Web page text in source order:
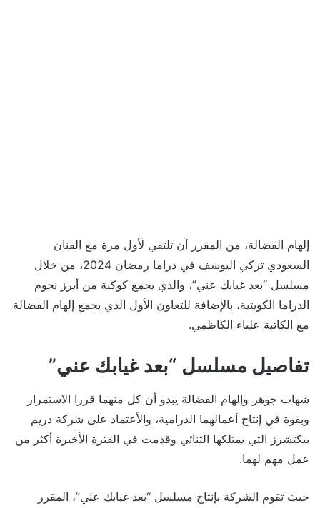
إلهام الفضالة، من المقرر أن تلتقي لأول مرة مع الفنان
السعودي تركي اليوسف في دراما رمضان 2024، من خلال
مسلسل “بعد غيابك عني”، والذي يجمع كوكبة من أبرز نجوم
الدراما الكويتية، بالإضافة للتعاون الأول الذي يجمع إلهام الفضالة
مع الكاتبة علياء الكاظمي.
تفاصيل مسلسل “بعد غيابك عني”
شهاب جوهر وإلهام الفضالة يبدو أن كل منهما قررا الاستمرار
وبقوة في إنتاج أعمالهما الدرامية، والأعتماد على شركة دريم
بيكتشرز التي يمتلكها الثنائي وقدمت في الفترة الأخيرة أكثر من
عمل مهم لهما.
حيث تقوم الشركة بإنتاج مسلسل “بعد غيابك عني”، المقرر